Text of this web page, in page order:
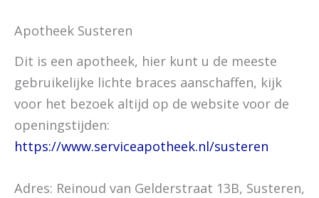
Apotheek Susteren
Dit is een apotheek, hier kunt u de meeste
gebruikelijke lichte braces aanschaffen, kijk
voor het bezoek altijd op de website voor de
openingstijden:
https://www.serviceapotheek.nl/susteren
Adres: Reinoud van Gelderstraat 13B, Susteren,